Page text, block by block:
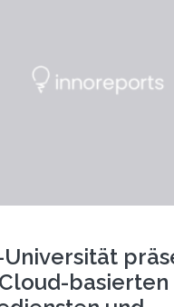
Universität
basierten